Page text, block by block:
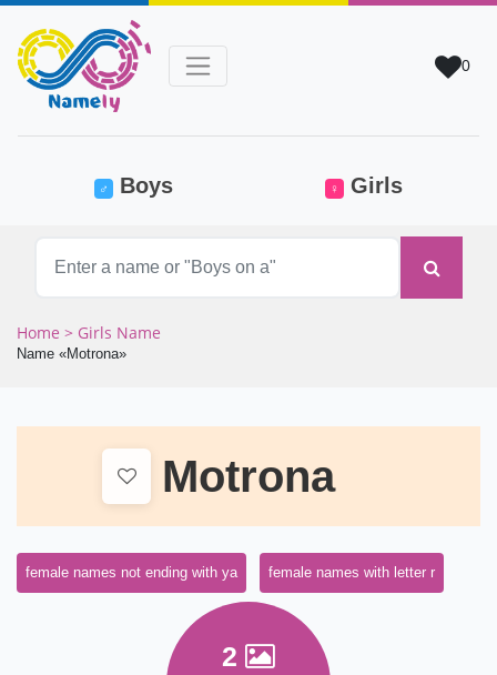
0
♂ Boys(current) ♀ Girls
Home > Girls Name
Name «Motrona»
Motrona
female names not ending with ya female names with letter r
2